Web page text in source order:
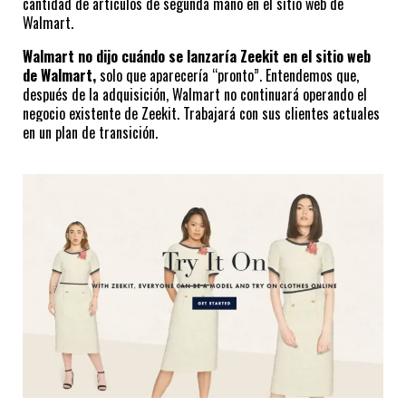
Walmart.
Walmart no dijo cuándo se lanzaría Zeekit en el sitio web
de Walmart, solo que aparecería “pronto”. Entendemos que,
después de la adquisición, Walmart no continuará operando el
negocio existente de Zeekit. Trabajará con sus clientes actuales
en un plan de transición.